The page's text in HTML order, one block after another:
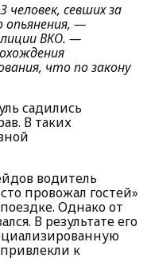
человек, севших за
опьянения, —
ВКО. —
что по закону
садились
В таких
водитель
провожал гостей»
Однако от
В результате его
к